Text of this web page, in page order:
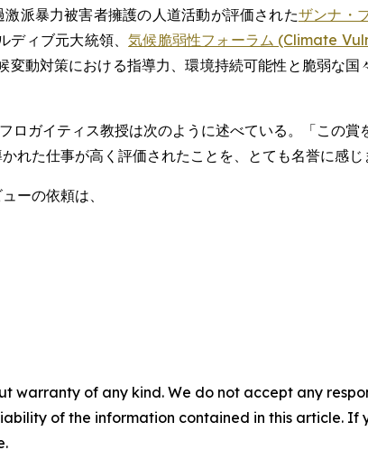
派暴力被害者擁護の人道活動が評価されたザンナ・
ディブ元大統領、気候脆弱性フォーラム (Climate
変動対策における指導力、環境持続可能性と脆弱な
ロガイティス教授は次のように述べている。「この
れた仕事が高く評価されたことを、とても名誉に感じ
ーの依頼は、
warranty of any kind. We do not accept any
of the information contained in this article. If